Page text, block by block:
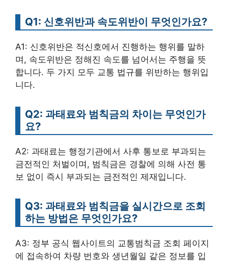
Q1: 신호위반과 속도위반이 무엇인가요?
A1: 신호위반은 적신호에서 진행하는 행위를 말하
며, 속도위반은 정해진 속도를 넘어서는 주행을 뜻
합니다. 두 가지 모두 교통 법규를 위반하는 행위입
니다.
Q2: 과태료와 범칙금의 차이는 무엇인가
요?
A2: 과태료는 행정기관에서 사후 통보로 부과되는
금전적인 처벌이며, 범칙금은 경찰에 의해 사전 통
보 없이 즉시 부과되는 금전적인 제재입니다.
Q3: 과태료와 범칙금을 실시간으로 조회
하는 방법은 무엇인가요?
A3: 정부 공식 웹사이트의 교통범칙금 조회 페이지
에 접속하여 차량 번호와 생년월일 같은 정보를 입